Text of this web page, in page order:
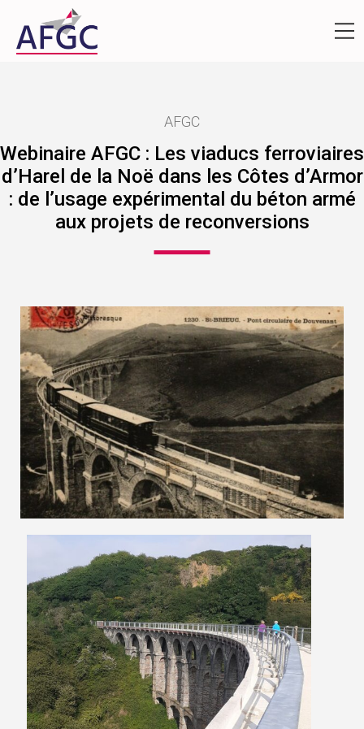
AFGC
Webinaire AFGC : Les viaducs ferroviaires
d’Harel de la Noë dans les Côtes d’Armor
: de l’usage expérimental du béton armé
aux projets de reconversions